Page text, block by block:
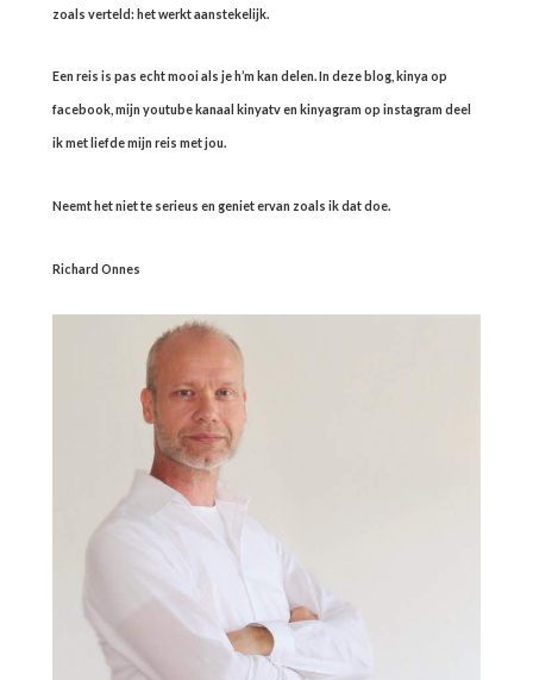
zoals verteld: het werkt aanstekelijk.
Een reis is pas echt mooi als je h’m kan delen. In deze blog, kinya op
facebook, mijn youtube kanaal kinyatv en kinyagram op instagram deel
ik met liefde mijn reis met jou.
Neemt het niet te serieus en geniet ervan zoals ik dat doe.
Richard Onnes